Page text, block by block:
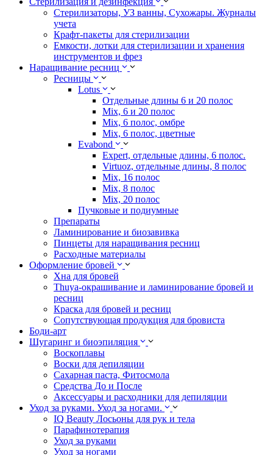
Стерилизаторы, УЗ ванны, Сухожары. Журналы
учета
Крафт-пакеты для стерилизации
Емкости, лотки для стерилизации и хранения
инструментов и фрез
Наращивание ресниц
Ресницы
Lotus
Отдельные длины 6 и 20 полос
Mix, 6 и 20 полос
Mix, 6 полос, омбре
Mix, 6 полос, цветные
Evabond
Expert, отдельные длины, 6 полос.
Virtuoz, отдельные длины, 8 полос
Mix, 16 полос
Mix, 8 полос
Mix, 20 полос
Пучковые и подиумные
Препараты
Ламинирование и биозавивка
Пинцеты для наращивания ресниц
Расходные материалы
Оформление бровей
Хна для бровей
Thuya-окрашивание и ламинирование бровей и
ресниц
Краска для бровей и ресниц
Сопутствующая продукция для бровиста
Боди-арт
Шугаринг и биоэпиляция
Воскоплавы
Воски для депиляции
Сахарная паста, Фитосмола
Средства До и После
Аксессуары и расходники для депиляции
Уход за руками. Уход за ногами.
IQ Beauty Лосьоны для рук и тела
Парафинотерапия
Уход за руками
Уход за ногами